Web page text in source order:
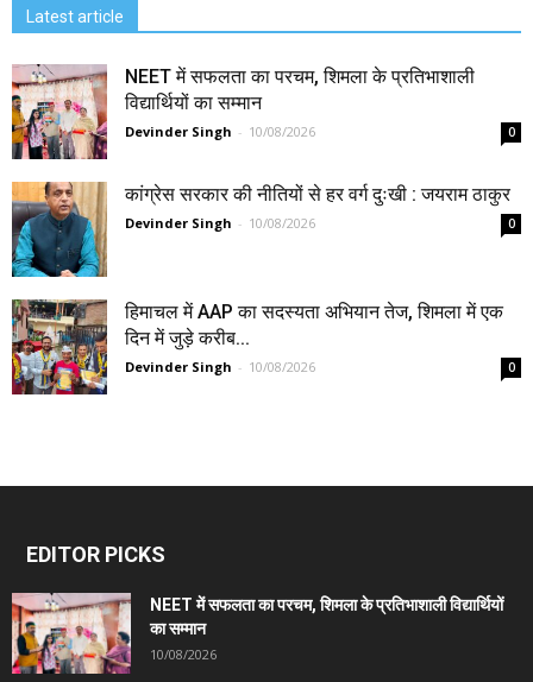
Latest article
NEET में सफलता का परचम, शिमला के प्रतिभाशाली
विद्यार्थियों का सम्मान
Devinder Singh - 10/08/2026 0
कांग्रेस सरकार की नीतियों से हर वर्ग दुःखी : जयराम ठाकुर
Devinder Singh - 10/08/2026 0
हिमाचल में AAP का सदस्यता अभियान तेज, शिमला में एक
दिन में जुड़े करीब...
Devinder Singh - 10/08/2026 0
EDITOR PICKS
NEET में सफलता का परचम, शिमला के प्रतिभाशाली विद्यार्थियों
का सम्मान
10/08/2026